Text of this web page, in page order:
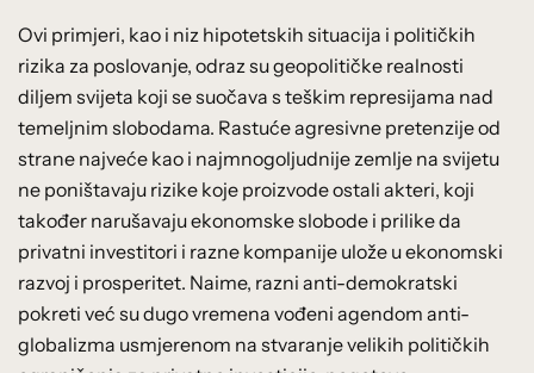
Ovi primjeri, kao i niz hipotetskih situacija i političkih
rizika za poslovanje, odraz su geopolitičke realnosti
diljem svijeta koji se suočava s teškim represijama nad
temeljnim slobodama. Rastuće agresivne pretenzije od
strane najveće kao i najmnogoljudnije zemlje na svijetu
ne poništavaju rizike koje proizvode ostali akteri, koji
također narušavaju ekonomske slobode i prilike da
privatni investitori i razne kompanije ulože u ekonomski
razvoj i prosperitet. Naime, razni anti-demokratski
pokreti već su dugo vremena vođeni agendom anti-
globalizma usmjerenom na stvaranje velikih političkih